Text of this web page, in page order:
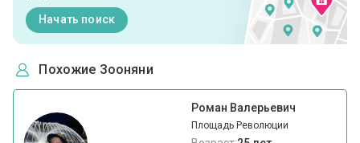
Начать поиск
Похожие Зооняни
Роман Валерьевич
Площадь Революции